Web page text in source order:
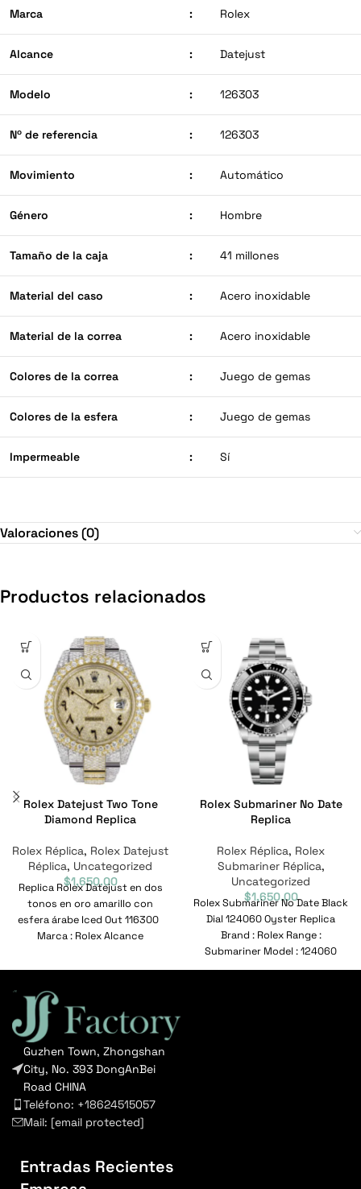
Marca : Rolex
Alcance : Datejust
Modelo : 126303
Nº de referencia : 126303
Movimiento : Automático
Género : Hombre
Tamaño de la caja : 41 millones
Material del caso : Acero inoxidable
Material de la correa : Acero inoxidable
Colores de la correa : Juego de gemas
Colores de la esfera : Juego de gemas
Impermeable : Sí
Valoraciones (0)
Productos relacionados
Rolex Datejust Two Tone
Diamond Replica
Rolex Réplica, Rolex Datejust
Réplica, Uncategorized
$1,650.00
Replica Rolex Datejust en dos
tonos en oro amarillo con
esfera árabe Iced Out 116300
Marca : Rolex Alcance
Rolex Submariner No Date
Replica
Rolex Réplica, Rolex
Submariner Réplica,
Uncategorized
$1,650.00
Rolex Submariner No Date Black
Dial 124060 Oyster Replica
Brand : Rolex Range :
Submariner Model : 124060
Reference No
Guzhen Town, Zhongshan
City, No. 393 DongAnBei
Road CHINA
Teléfono: +18624515057
Mail: [email protected]
Entradas Recientes